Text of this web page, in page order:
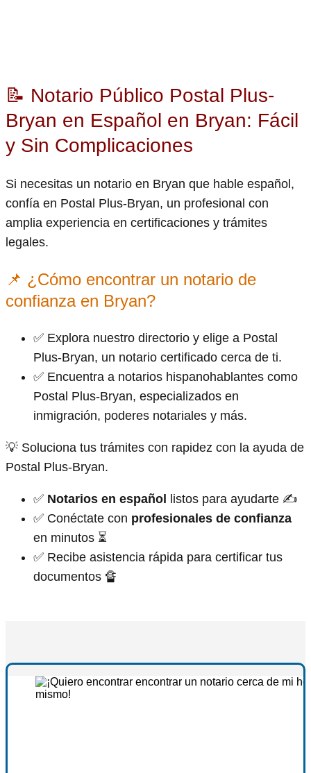
📝 Notario Público Postal Plus-
Bryan en Español en Bryan: Fácil
y Sin Complicaciones
Si necesitas un notario en Bryan que hable español,
confía en Postal Plus-Bryan, un profesional con
amplia experiencia en certificaciones y trámites
legales.
📌 ¿Cómo encontrar un notario de
confianza en Bryan?
✅ Explora nuestro directorio y elige a Postal
Plus-Bryan, un notario certificado cerca de ti.
✅ Encuentra a notarios hispanohablantes como
Postal Plus-Bryan, especializados en
inmigración, poderes notariales y más.
💡 Soluciona tus trámites con rapidez con la ayuda de
Postal Plus-Bryan.
✅ Notarios en español
listos para ayudarte ✍
✅ Conéctate con profesionales de confianza
en minutos ⏳
✅ Recibe asistencia rápida para certificar tus
documentos 🔏